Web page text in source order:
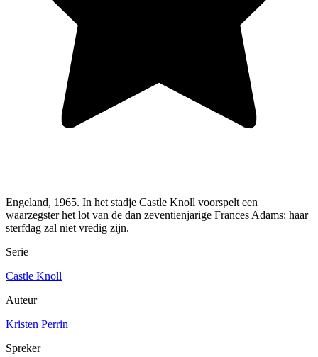
Engeland, 1965. In het stadje Castle Knoll voorspelt een
waarzegster het lot van de dan zeventienjarige Frances Adams: haar
sterfdag zal niet vredig zijn.
Serie
Castle Knoll
Auteur
Kristen Perrin
Spreker